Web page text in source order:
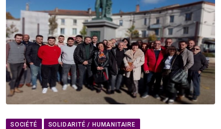
SOCIÉTÉ SOLIDARITÉ / HUMANITAIRE